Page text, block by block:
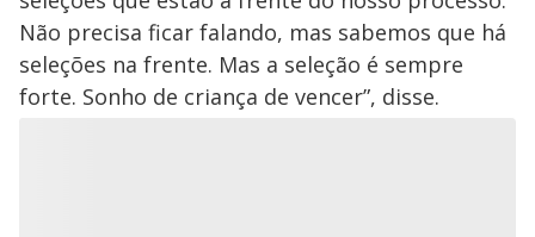
Não precisa ficar falando, mas sabemos que há
seleções na frente. Mas a seleção é sempre
forte. Sonho de criança de vencer”, disse.